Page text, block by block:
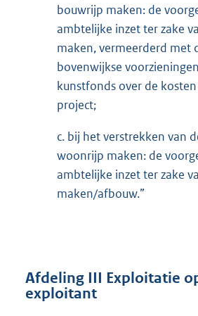
bouwrijp maken: de
ambtelijke inzet ter zake
maken, vermeerderd met
bovenwijkse
kunstfonds over de
project;
c. bij het verstrekken van
woonrijp maken: de
ambtelijke inzet ter zake
maken/afbouw.”
Afdeling III Exploitatie
exploitant